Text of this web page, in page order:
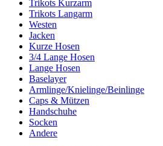
Trikots Kurzarm
Trikots Langarm
Westen
Jacken
Kurze Hosen
3/4 Lange Hosen
Lange Hosen
Baselayer
Armlinge/Knielinge/Beinlinge
Caps & Mützen
Handschuhe
Socken
Andere